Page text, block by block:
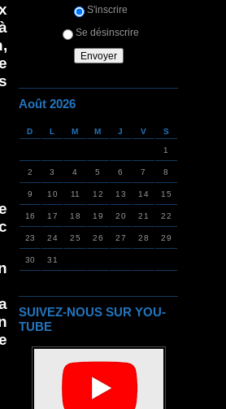
S'inscrire
Se désinscrire
Août 2026
D L M M J V S
1
2 3 4 5 6 7 8
9 10 11 12 13 14 15
16 17 18 19 20 21 22
23 24 25 26 27 28 29
30 31
SUIVEZ-NOUS SUR YOU-
TUBE